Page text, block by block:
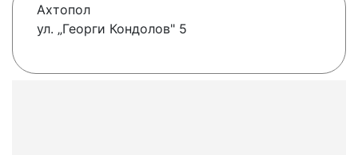
Ахтопол
ул. „Георги Кондолов" 5